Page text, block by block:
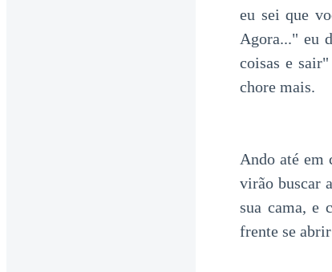
eu sei que
Agora..." eu
coisas e
chore mais.
Ando até em
virão buscar
sua cama, e
frente se